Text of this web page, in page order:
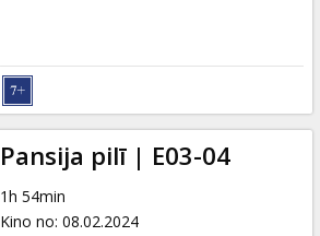
Pansija pilī | E03-04
1h 54min
Kino no: 08.02.2024